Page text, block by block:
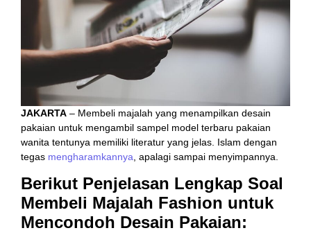
JAKARTA – Membeli majalah yang menampilkan desain
pakaian untuk mengambil sampel model terbaru pakaian
wanita tentunya memiliki literatur yang jelas. Islam dengan
tegas mengharamkannya , apalagi sampai menyimpannya.
Berikut Penjelasan Lengkap Soal
Membeli Majalah Fashion untuk
Mencondoh Desain Pakaian: